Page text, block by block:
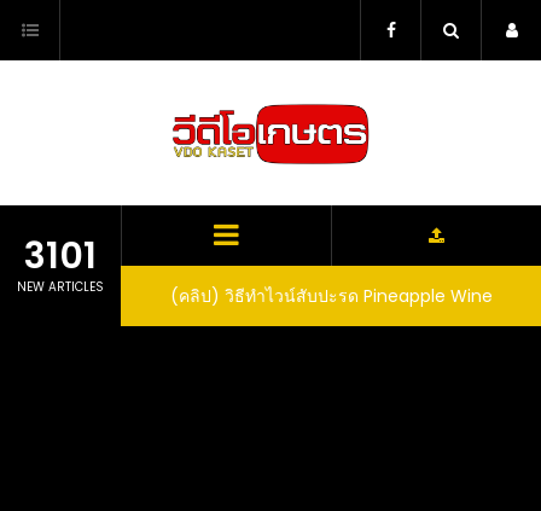
content
3101
NEW ARTICLES
ปในถัง จะได้ผล
expect that
(คลิป) วิธีทำไวน์สับปะรด Pineapple Wine